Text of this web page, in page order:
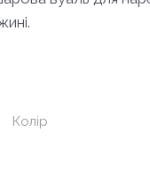
Колір